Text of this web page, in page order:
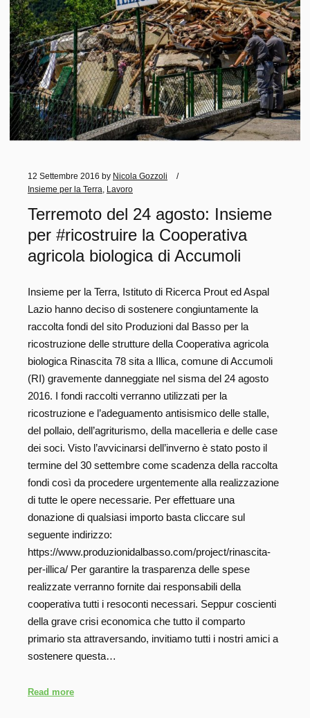
12 Settembre 2016 by Nicola Gozzoli
Insieme per la Terra
Lavoro
Terremoto del 24 agosto: Insieme
per #ricostruire la Cooperativa
agricola biologica di Accumoli
Insieme per la Terra, Istituto di Ricerca Prout ed Aspal
Lazio hanno deciso di sostenere congiuntamente la
raccolta fondi del sito Produzioni dal Basso per la
ricostruzione delle strutture della Cooperativa agricola
biologica Rinascita 78 sita a Illica, comune di Accumoli
(RI) gravemente danneggiate nel sisma del 24 agosto
2016. I fondi raccolti verranno utilizzati per la
ricostruzione e l’adeguamento antisismico delle stalle,
del pollaio, dell’agriturismo, della macelleria e delle case
dei soci. Visto l’avvicinarsi dell’inverno è stato posto il
termine del 30 settembre come scadenza della raccolta
fondi così da procedere urgentemente alla realizzazione
di tutte le opere necessarie. Per effettuare una
donazione di qualsiasi importo basta cliccare sul
seguente indirizzo:
https://www.produzionidalbasso.com/project/rinascita-
per-illica/ Per garantire la trasparenza delle spese
realizzate verranno fornite dai responsabili della
cooperativa tutti i resoconti necessari. Seppur coscienti
della grave crisi economica che tutto il comparto
primario sta attraversando, invitiamo tutti i nostri amici a
sostenere questa…
Read more